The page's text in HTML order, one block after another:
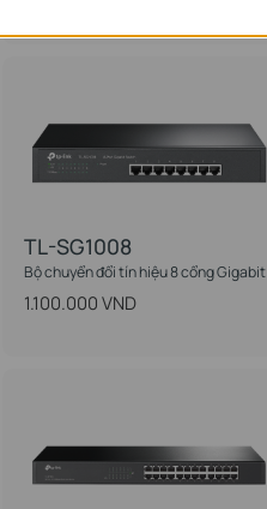
TL-SG1008
Bộ chuyển đổi tín hiệu 8 cổng Gigabit
1.100.000 VND